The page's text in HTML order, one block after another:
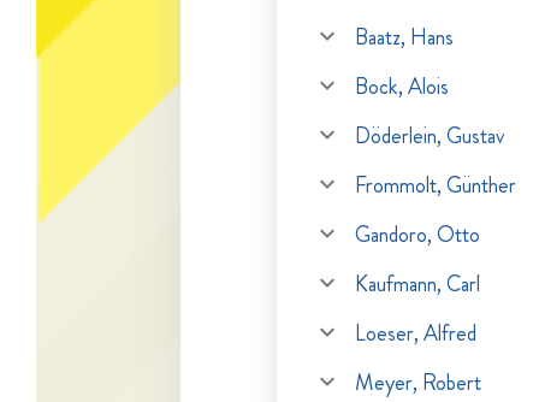
Baatz, Hans
Bock, Alois
Döderlein, Gustav
Frommolt, Günther
Gandoro, Otto
Kaufmann, Carl
Loeser, Alfred
Meyer, Robert